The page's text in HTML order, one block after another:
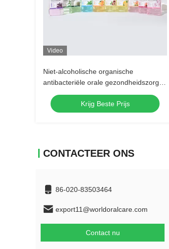
Video
Niet-alcoholische organische
antibacteriële orale gezondheidszorg
Fruitsmaak 250 ml mondwater voor
tandvleesgezondheid
Krijg Beste Prijs
CONTACTEER ONS
86-020-83503464
export11@worldoralcare.com
Contact nu